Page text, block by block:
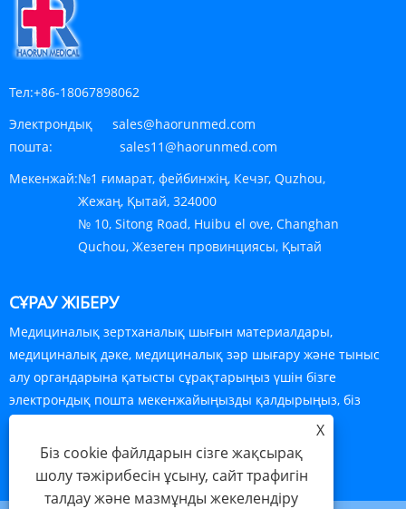
Тел:+86-18067898062
Электрондық
пошта:
sales@haorunmed.com
sales11@haorunmed.com
Мекенжай:№1 ғимарат, фейбинжiң, Кечэг, Quzhou,
Жежаң, Қытай, 324000
№ 10, Sitong Road, Huibu el ove, Changhan
Quchou, Жезеген провинциясы, Қытай
СҰРАУ ЖІБЕРУ
Медициналық зертханалық шығын материалдары,
медициналық дәке, медициналық зәр шығару және тыныс
алу органдарына қатысты сұрақтарыңыз үшін бізге
электрондық пошта мекенжайыңызды қалдырыңыз, біз
сізбен 24 сағат ішінде байланысамыз.
ҚАЗІР СҰРАУ
X
Біз cookie файлдарын сізге жақсырақ
шолу тәжірибесін ұсыну, сайт трафигін
талдау және мазмұнды жекелендіру